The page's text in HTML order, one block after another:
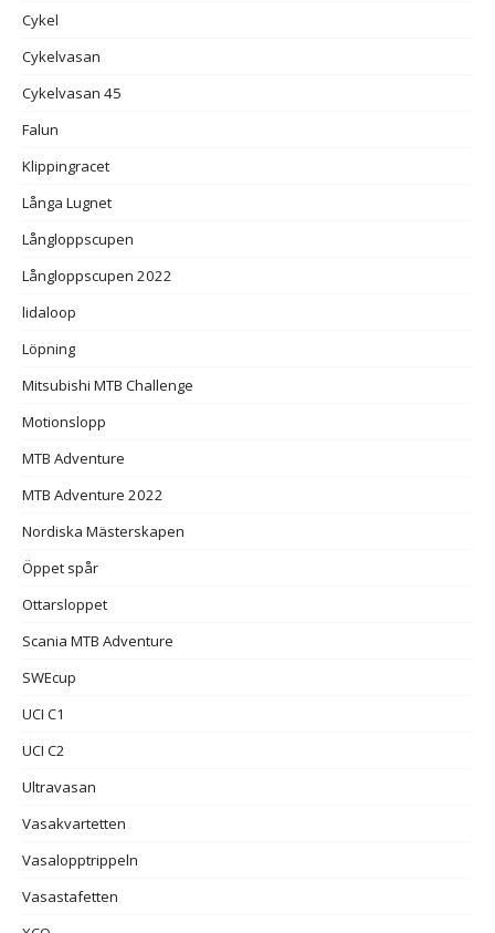
Cykel
Cykelvasan
Cykelvasan 45
Falun
Klippingracet
Långa Lugnet
Långloppscupen
Långloppscupen 2022
lidaloop
Löpning
Mitsubishi MTB Challenge
Motionslopp
MTB Adventure
MTB Adventure 2022
Nordiska Mästerskapen
Öppet spår
Ottarsloppet
Scania MTB Adventure
SWEcup
UCI C1
UCI C2
Ultravasan
Vasakvartetten
Vasalopptrippeln
Vasastafetten